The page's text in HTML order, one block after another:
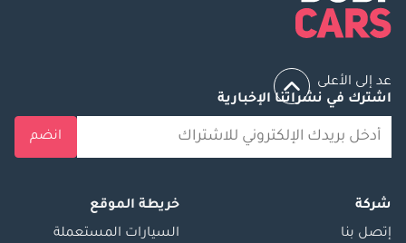
عد إلى الأعلى
اشترك في نشراتنا الإخبارية
انضم
شركة
إتصل بنا
خريطة الموقع
السيارات المستعملة